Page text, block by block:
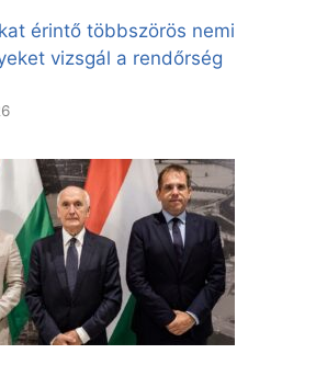
érintő többszörös nemi
vizsgál a rendőrség